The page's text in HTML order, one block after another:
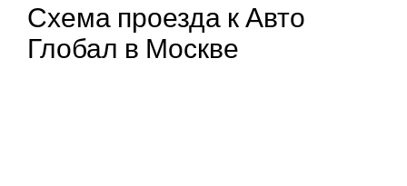
Схема проезда к Авто
Глобал в Москве